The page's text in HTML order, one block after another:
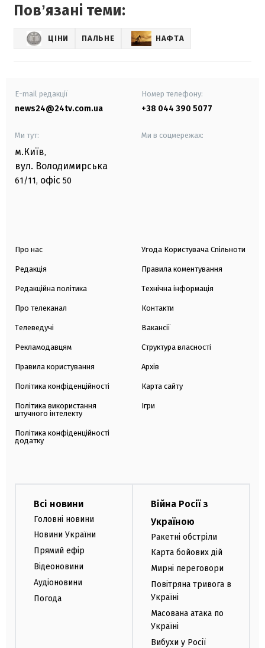
Повʼязані теми:
ЦІНИ ПАЛЬНЕ НАФТА
E-mail редакції
news24@24tv.com.ua
Номер телефону:
+38 044 390 5077
Ми тут:
м.Київ,
вул. Володимирська
61/11, офіс 50
Ми в соцмережах:
Про нас
Редакція
Редакційна політика
Про телеканал
Телеведучі
Рекламодавцям
Правила користування
Політика конфіденційності
Політика використання
штучного інтелекту
Політика конфіденційності
додатку
Угода Користувача Спільноти
Правила коментування
Технічна інформація
Контакти
Вакансії
Структура власності
Архів
Карта сайту
Ігри
Всі новини
Головні новини
Новини України
Прямий ефір
Відеоновини
Аудіоновини
Погода
Війна Росії з
Україною
Ракетні обстріли
Карта бойових дій
Мирні переговори
Повітряна тривога в
Україні
Масована атака по
Україні
Вибухи у Росії